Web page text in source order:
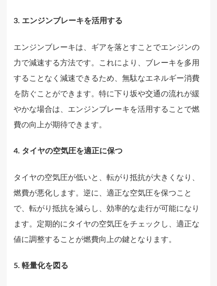
3. エンジンブレーキを活用する
エンジンブレーキは、ギアを落とすことでエンジンの
力で減速する方法です。これにより、ブレーキを多用
することなく減速できるため、無駄なエネルギー消費
を防ぐことができます。特に下り坂や交通の流れが緩
やかな場合は、エンジンブレーキを活用することで燃
費の向上が期待できます。
4. タイヤの空気圧を適正に保つ
タイヤの空気圧が低いと、転がり抵抗が大きくなり、
燃費が悪化します。逆に、適正な空気圧を保つこと
で、転がり抵抗を減らし、効率的な走行が可能になり
ます。定期的にタイヤの空気圧をチェックし、適正な
値に調整することが燃費向上の鍵となります。
5. 軽量化を図る